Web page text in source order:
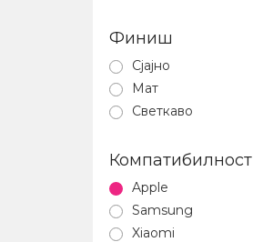
Финиш
Сјајно
Мат
Светкаво
Компатибилност
Apple
Samsung
Xiaomi